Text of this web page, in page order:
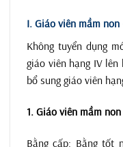
I. Giáo viên mầm
Không tuyển dụng
giáo viên hạng IV
bổ sung giáo viên
1. Giáo viên mầm
Bằng cấp: Bằng tốt